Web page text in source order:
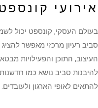
אירועי
בעולם העסקי, קונספט יכול
סביב רעיון מרכזי מאפשר
העיצוב, התוכן והפעילויות
להיבנות סביב נושא כמו
להתאים לאופי הארגון ולעובדים.